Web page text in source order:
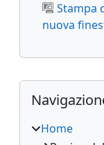
Stampa
nuova
Blocchi
Salta Navigazione
Home